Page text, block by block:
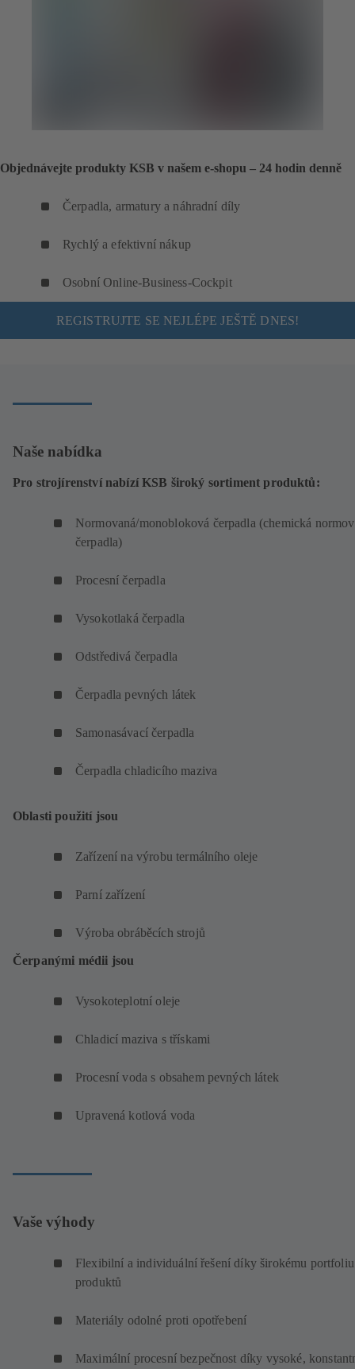
Objednávejte produkty KSB v našem e-shopu – 24 hodin denně
Čerpadla, armatury a náhradní díly
Rychlý a efektivní nákup
Osobní Online-Business-Cockpit
REGISTRUJTE SE NEJLÉPE JEŠTĚ DNES!
Naše nabídka
Pro strojírenství nabízí KSB široký sortiment produktů:
Normovaná/monobloková čerpadla (chemická
čerpadla)
Procesní čerpadla
Vysokotlaká čerpadla
Odstředivá čerpadla
Čerpadla pevných látek
Samonasávací čerpadla
Čerpadla chladicího maziva
Oblasti použití jsou
Zařízení na výrobu termálního oleje
Parní zařízení
Výroba obráběcích strojů
Čerpanými médii jsou
Vysokoteplotní oleje
Chladicí maziva s třískami
Procesní voda s obsahem pevných látek
Upravená kotlová voda
Vaše výhody
Flexibilní a individuální řešení díky širokému portfoliu
produktů
Materiály odolné proti opotřebení
Maximální procesní bezpečnost díky vysoké,